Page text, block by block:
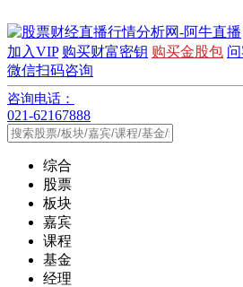
加入VIP 购买财富密钥 购买金股包
微信扫码咨询
咨询电话：
021-62167888
综合
股票
板块
嘉宾
课程
基金
经理